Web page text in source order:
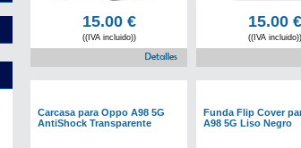
15.00€
((IVA incluido))
15.00€
((IVA incluido))
Carcasa para Oppo A98 5G
AntiShock Transparente
Funda Flip Cover
A98 5G Liso Negro